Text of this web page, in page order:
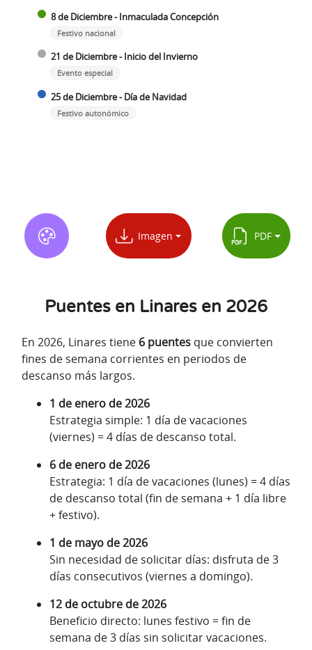
8 de Diciembre - Inmaculada Concepción
Festivo nacional
21 de Diciembre - Inicio del Invierno
Evento especial
25 de Diciembre - Día de Navidad
Festivo autonómico
Imagen PDF
Puentes en Linares en 2026
En 2026, Linares tiene 6 puentes que convierten
fines de semana corrientes en periodos de
descanso más largos.
1 de enero de 2026
Estrategia simple: 1 día de vacaciones
(viernes) = 4 días de descanso total.
6 de enero de 2026
Estrategia: 1 día de vacaciones (lunes) = 4 días
de descanso total (fin de semana + 1 día libre
+ festivo).
1 de mayo de 2026
Sin necesidad de solicitar días: disfruta de 3
días consecutivos (viernes a domingo).
12 de octubre de 2026
Beneficio directo: lunes festivo = fin de
semana de 3 días sin solicitar vacaciones.